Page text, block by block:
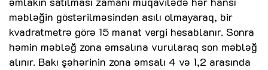
məbləğin göstərilməsindən asılı olmayaraq, bir
kvadratmetrə görə 15 manat vergi hesablanır. Sonra
həmin məbləğ zona əmsalına vurularaq son məbləğ
alınır. Bakı şəhərinin zona əmsalı 4 və 1,2 arasında